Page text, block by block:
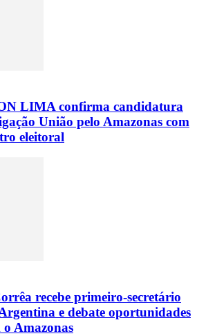
LIMA confirma candidatura
União pelo Amazonas com
eleitoral
recebe primeiro-secretário
e debate oportunidades
o Amazonas